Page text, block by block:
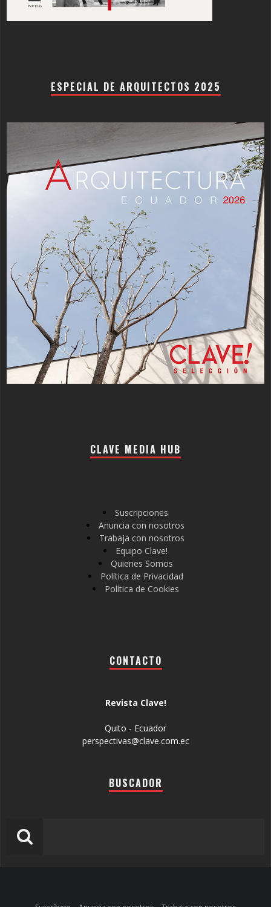
ESPECIAL DE ARQUITECTOS 2025
CLAVE MEDIA HUB
Suscripciones
Anuncia con nosotros
Trabaja con nosotros
Equipo Clave!
Quienes Somos
Política de Privacidad
Política de Cookies
CONTACTO
Revista Clave!
Quito - Ecuador
perspectivas@clave.com.ec
BUSCADOR